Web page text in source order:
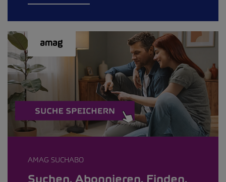
AMAG SUCHABO
Suchen. Abonnieren. Finden.